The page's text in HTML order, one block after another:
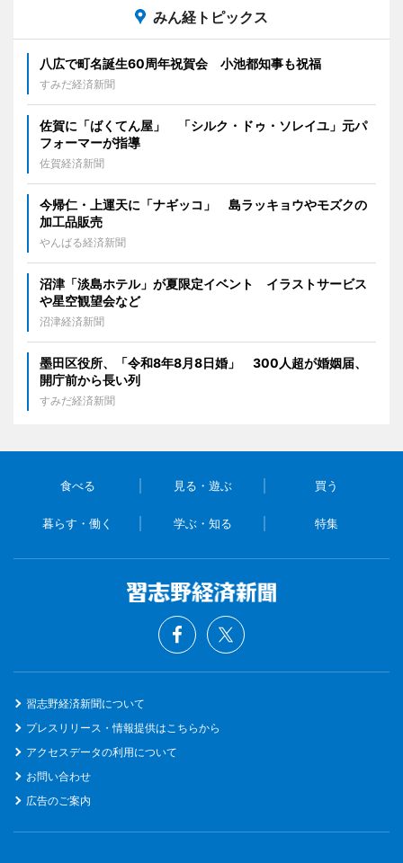
みん経トピックス
八広で町名誕生60周年祝賀会 小池都知事も祝福
すみだ経済新聞
佐賀に「ばくてん屋」 「シルク・ドゥ・ソレイユ」元パ
フォーマーが指導
佐賀経済新聞
今帰仁・上運天に「ナギッコ」 島ラッキョウやモズクの
加工品販売
やんばる経済新聞
沼津「淡島ホテル」が夏限定イベント イラストサービス
や星空観望会など
沼津経済新聞
墨田区役所、「令和8年8月8日婚」 300人超が婚姻届、
開庁前から長い列
すみだ経済新聞
食べる 見る・遊ぶ 買う
暮らす・働く 学ぶ・知る 特集
習志野経済新聞について
プレスリリース・情報提供はこちらから
アクセスデータの利用について
お問い合わせ
広告のご案内